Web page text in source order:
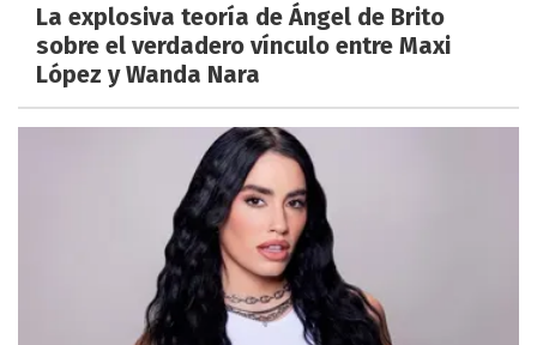
La explosiva teoría de Ángel de Brito
sobre el verdadero vínculo entre Maxi
López y Wanda Nara